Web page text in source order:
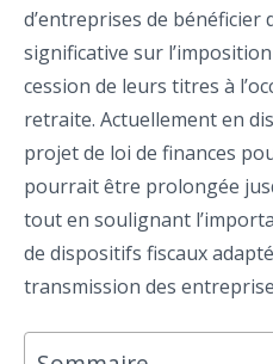
d’entreprises de bénéficier
significative sur
cession de leurs titres à
retraite. Actuellement en
projet de loi de finances
pourrait être prolongée
tout en soulignant
de dispositifs fiscaux
transmission des